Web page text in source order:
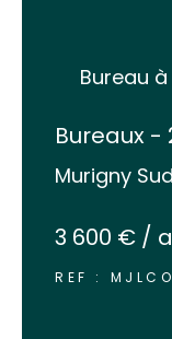
Bureau
Bureaux -
Murigny Sud
3 600 € /
REF :